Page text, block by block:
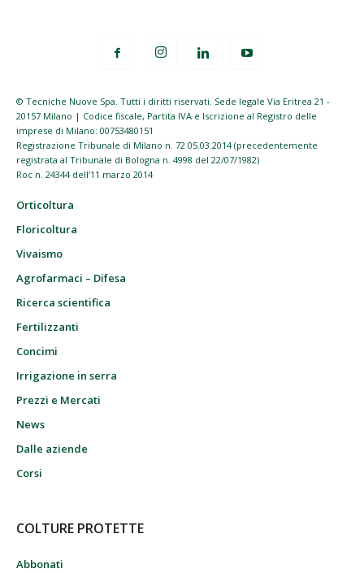
© Tecniche Nuove Spa. Tutti i diritti riservati. Sede legale Via Eritrea 21 -
20157 Milano | Codice fiscale, Partita IVA e Iscrizione al Registro delle
imprese di Milano: 00753480151
Registrazione Tribunale di Milano n. 72 05.03.2014 (precedentemente
registrata al Tribunale di Bologna n. 4998 del 22/07/1982)
Roc n. 24344 dell’11 marzo 2014
Orticoltura
Floricoltura
Vivaismo
Agrofarmaci – Difesa
Ricerca scientifica
Fertilizzanti
Concimi
Irrigazione in serra
Prezzi e Mercati
News
Dalle aziende
Corsi
COLTURE PROTETTE
Abbonati